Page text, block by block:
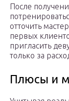
После
отточить
первых
пригласить
только за
Плюсы и